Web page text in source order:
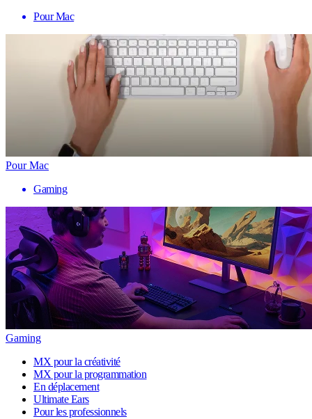
Pour Mac
Pour Mac
Gaming
Gaming
MX pour la créativité
MX pour la programmation
En déplacement
Ultimate Ears
Pour les professionnels